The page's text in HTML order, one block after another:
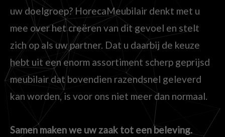
uw doelgroep? HorecaMeubilair denkt met u
mee over het creëren van dit gevoel en stelt
zich op als uw partner. Dat u daarbij de keuze
hebt uit een enorm assortiment scherp geprijsd
meubilair dat bovendien razendsnel geleverd
kan worden, is voor ons niet meer dan normaal.
Samen maken we uw zaak tot een beleving.